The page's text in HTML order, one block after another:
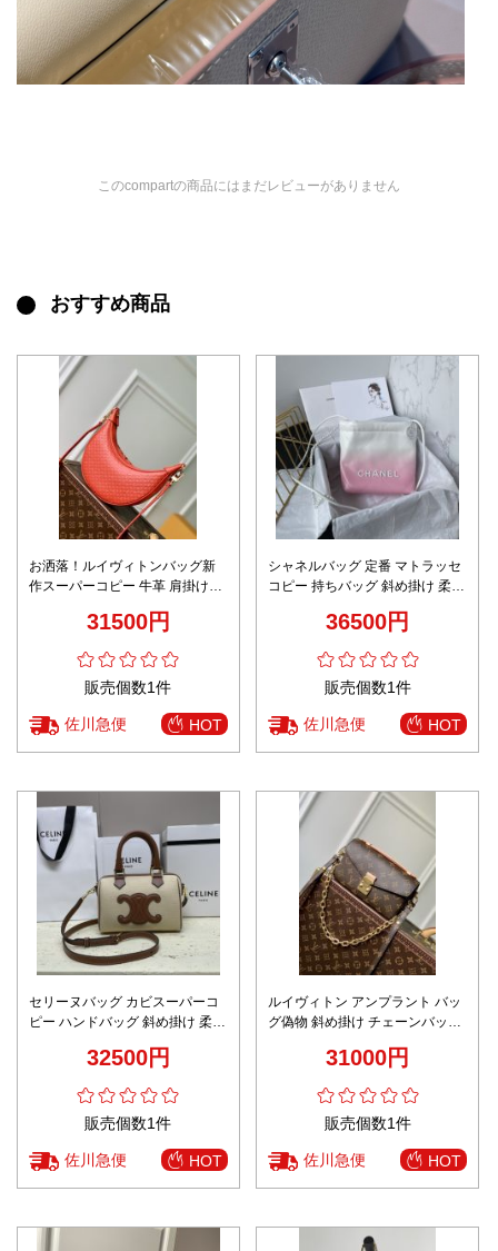
このcompartの商品にはまだレビューがありません
おすすめ商品
お洒落！ルイヴィトンバッグ新
作スーパーコピー 牛革 肩掛けバ
31500円
販売個数1件
佐川急便 HOT
シャネルバッグ 定番 マトラッセ
コピー 持ちバッグ 斜め掛け 柔ら
36500円
販売個数1件
佐川急便 HOT
セリーヌバッグ カビスーパーコ
ピー ハンドバッグ 斜め掛け 柔軟
32500円
販売個数1件
佐川急便 HOT
ルイヴィトン アンプラント バッ
グ偽物 斜め掛け チェーンバッグ
レディース ブラウン
31000円
販売個数1件
佐川急便 HOT